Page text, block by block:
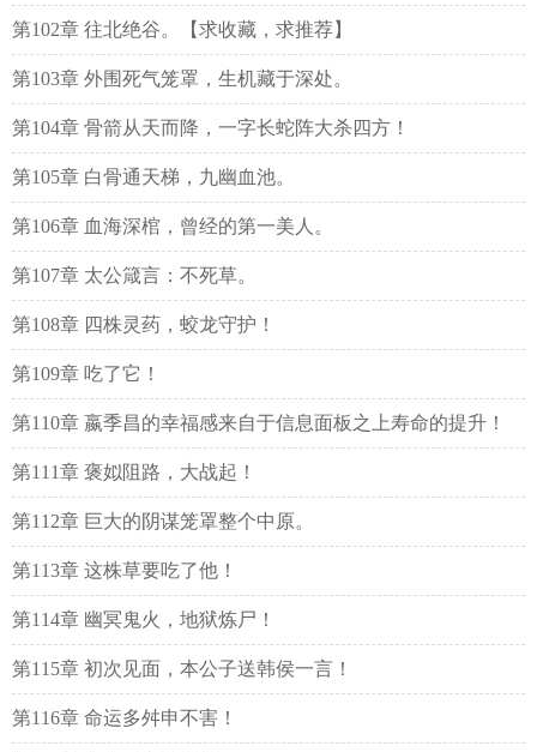
第102章 往北绝谷。【求收藏，求推荐】
第103章 外围死气笼罩，生机藏于深处。
第104章 骨箭从天而降，一字长蛇阵大杀四方！
第105章 白骨通天梯，九幽血池。
第106章 血海深棺，曾经的第一美人。
第107章 太公箴言：不死草。
第108章 四株灵药，蛟龙守护！
第109章 吃了它！
第110章 嬴季昌的幸福感来自于信息面板之上寿命的提升！
第111章 褒姒阻路，大战起！
第112章 巨大的阴谋笼罩整个中原。
第113章 这株草要吃了他！
第114章 幽冥鬼火，地狱炼尸！
第115章 初次见面，本公子送韩侯一言！
第116章 命运多舛申不害！